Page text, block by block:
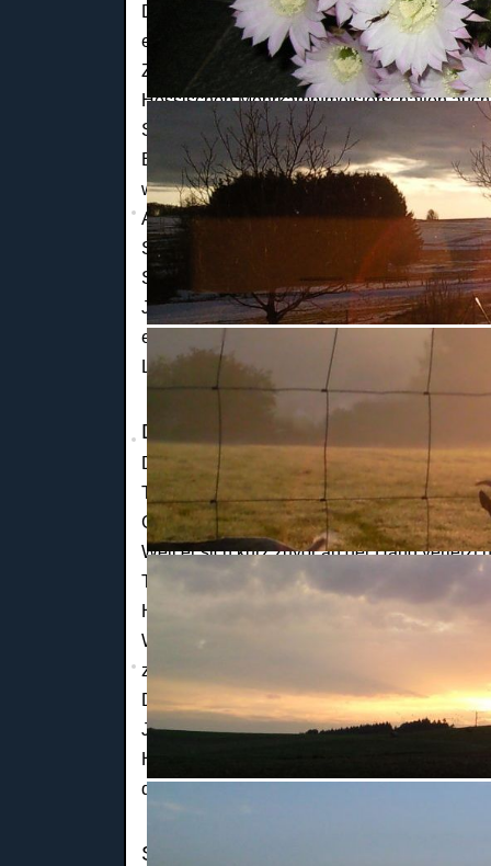
Deutscher Meister. Im Grunde hatte
erst richtig angefangen, und er schwärmte
Zehnkampf zu bestreiten, was er am 19./
Hessischen Mehrkampfmeisterschaften
Stabhochsprung war seine Stärke.
Einen Beruf zu wählen, der den Sport zum
war für Johannes undenkbar. So entschied
Ausbildung: Seit dem Wintersemester 2001
Sportwissenschaften und Informatik an der
Sport-Event-Management hätte er sich als
Journalismus stand auf der Wunschliste
einmal warten müssen. Denn der 3.
Leben grundlegend. Nun ist Hoffnung alles,
Der Tag, der sein Leben veränderte
Der 3. November 2002 war ein
Terminkalender stand der entscheidende
Gerätturnen.
Weil er sich kurz zuvor an der Hand verletzt
Tag nur für eine Bodenübung vorgesehen.
Hochmotiviert und gut vorbereitet ging er an
Wettkampf einen anderthalbfachen Salto
zeigen.
Doch das Übungsteil wurde ihm zum
Johannes auf der Bodenfläche auf und
Halswirbelsäule so schwer, dass er
querschnittgelähmt ist.
Sein Gesundheitszustand